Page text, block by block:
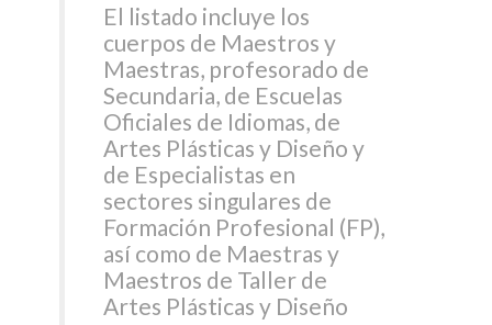
El listado incluye los
cuerpos de Maestros y
Maestras, profesorado de
Secundaria, de Escuelas
Oficiales de Idiomas, de
Artes Plásticas y Diseño y
de Especialistas en
sectores singulares de
Formación Profesional (FP),
así como de Maestras y
Maestros de Taller de
Artes Plásticas y Diseño